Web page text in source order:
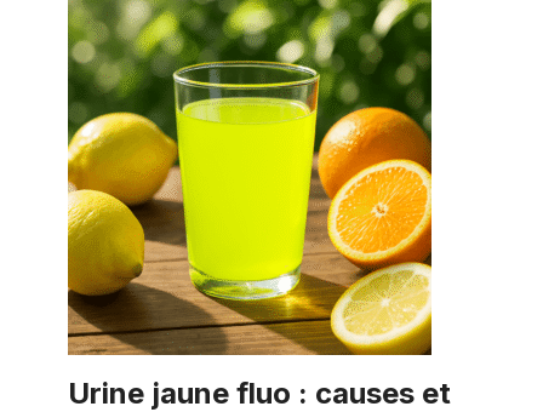
Urine jaune fluo : causes et